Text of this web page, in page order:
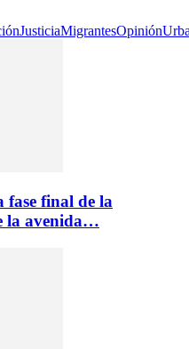
JusticiaMigrantesOpinión
fase final de la
la avenida…